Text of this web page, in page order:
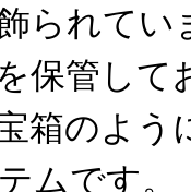
られてい
保管し
箱のよう
ムです。